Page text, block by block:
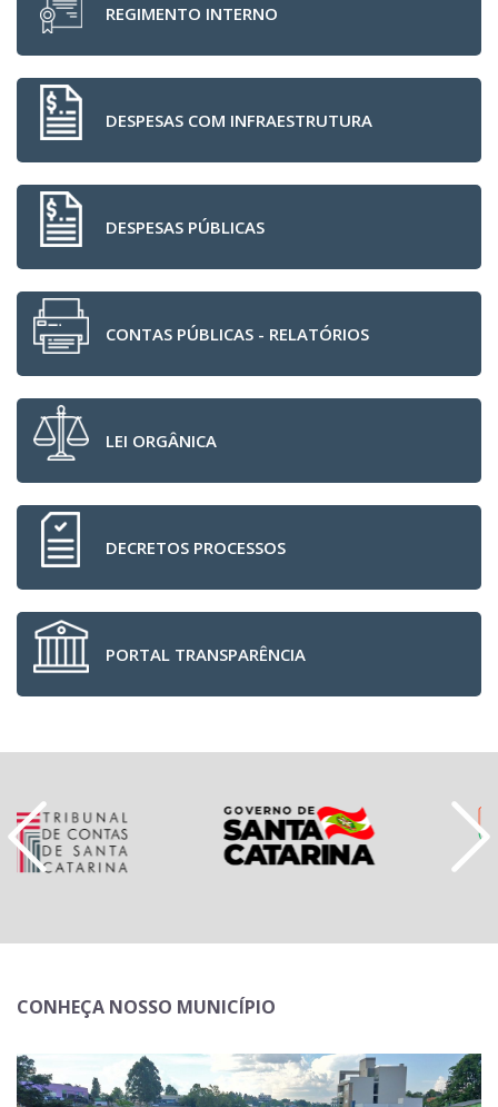
REGIMENTO INTERNO
DESPESAS COM INFRAESTRUTURA
DESPESAS PÚBLICAS
CONTAS PÚBLICAS - RELATÓRIOS
LEI ORGÂNICA
DECRETOS PROCESSOS
PORTAL TRANSPARÊNCIA
CONHEÇA NOSSO MUNICÍPIO